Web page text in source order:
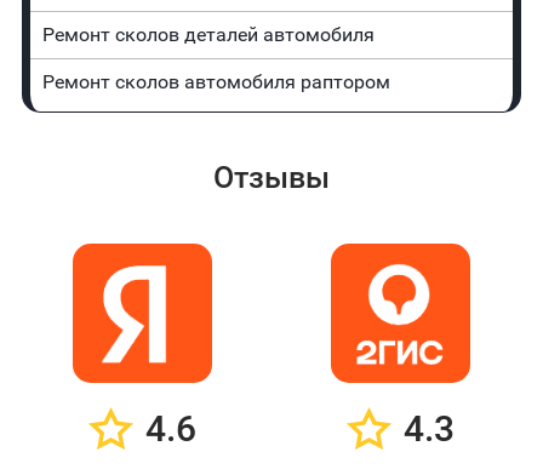
Ремонт сколов деталей автомобиля
Ремонт сколов автомобиля раптором
Отзывы
4.6 4.3